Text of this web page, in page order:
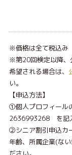
※価格は全て税込み
※第20回検定以降、
希望される場合は、
い。
【申込方法】
①個人プロフィール
2636993268 を記
②シニア割引申込カ
年齢、所属企業(な